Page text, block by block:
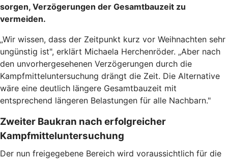
sorgen, Verzögerungen der Gesamtbauzeit zu
vermeiden.
„Wir wissen, dass der Zeitpunkt kurz vor Weihnachten sehr
ungünstig ist", erklärt Michaela Herchenröder. „Aber nach
den unvorhergesehenen Verzögerungen durch die
Kampfmitteluntersuchung drängt die Zeit. Die Alternative
wäre eine deutlich längere Gesamtbauzeit mit
entsprechend längeren Belastungen für alle Nachbarn."
Zweiter Baukran nach erfolgreicher
Kampfmitteluntersuchung
Der nun freigegebene Bereich wird voraussichtlich für die